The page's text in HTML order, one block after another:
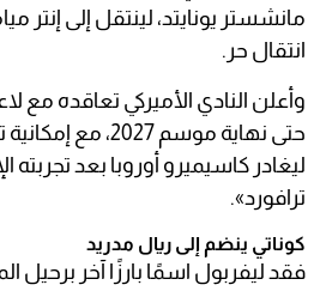
مانشستر يونايتد، لينتقل إلى إنتر
انتقال حر.
وأعلن النادي الأميركي تعاقده مع
حتى نهاية موسم
ليغادر كاسيميرو أوروبا بعد تجربته
ترافورد».
كوناتي ينضم إلى ريال مدريد
فقد ليفربول اسمًا بارزًا آخر برحيل